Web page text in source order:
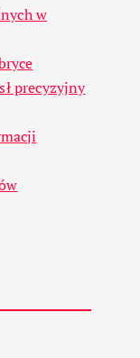
w
precyzyjny